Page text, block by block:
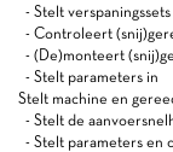
- Stelt verspaningssets
- Controleert
- (De)monteert
- Stelt parameters in
Stelt machine en
- Stelt de
- Stelt parameters en